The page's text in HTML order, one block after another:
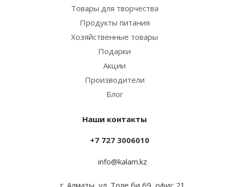
Товары для творчества
Продукты питания
Хозяйственные товары
Подарки
Акции
Производители
Блог
Наши контакты
+7 727 3006010
info@kalam.kz
г. Алматы, ул. Толе би 69, офис 21